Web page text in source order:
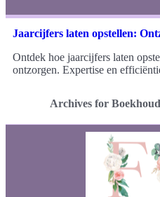
Jaarcijfers laten opstellen:
Ontdek hoe jaarcijfers laten
ontzorgen. Expertise en
Archives for